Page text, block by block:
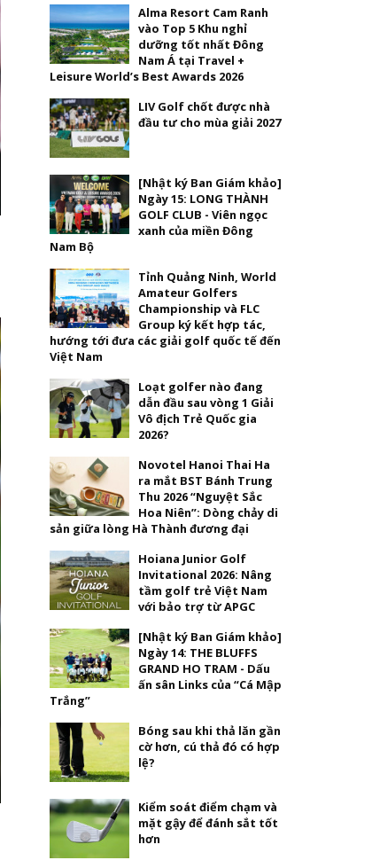
Alma Resort Cam Ranh
vào Top 5 Khu nghỉ
dưỡng tốt nhất Đông
Nam Á tại Travel +
Leisure World’s Best Awards 2026
LIV Golf chốt được nhà
đầu tư cho mùa giải 2027
[Nhật ký Ban Giám khảo]
Ngày 15: LONG THÀNH
GOLF CLUB - Viên ngọc
xanh của miền Đông
Nam Bộ
Tỉnh Quảng Ninh, World
Amateur Golfers
Championship và FLC
Group ký kết hợp tác,
hướng tới đưa các giải golf quốc tế đến
Việt Nam
Loạt golfer nào đang
dẫn đầu sau vòng 1 Giải
Vô địch Trẻ Quốc gia
2026?
Novotel Hanoi Thai Ha
ra mắt BST Bánh Trung
Thu 2026 “Nguyệt Sắc
Hoa Niên”: Dòng chảy di
sản giữa lòng Hà Thành đương đại
Hoiana Junior Golf
Invitational 2026: Nâng
tầm golf trẻ Việt Nam
với bảo trợ từ APGC
[Nhật ký Ban Giám khảo]
Ngày 14: THE BLUFFS
GRAND HO TRAM - Dấu
ấn sân Links của “Cá Mập
Trắng”
Bóng sau khi thả lăn gần
cờ hơn, cú thả đó có hợp
lệ?
Kiểm soát điểm chạm và
mặt gậy để đánh sắt tốt
hơn